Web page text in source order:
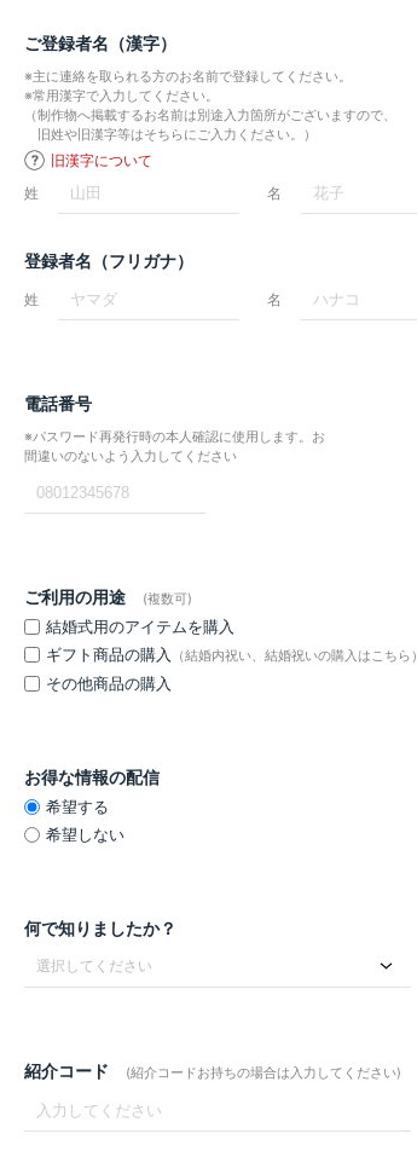
ご登録者名（漢字）
※主に連絡を取られる方のお名前で登録してください。
※常用漢字で入力してください。
（制作物へ掲載するお名前は別途入力箇所がございますので、
旧姓や旧漢字等はそちらにご入力ください。）
旧漢字について
姓
名
登録者名（フリガナ）
姓 名
電話番号
※パスワード再発行時の本人確認に使用します。お
間違いのないよう入力してください
ご利用の用途 (複数可)
結婚式用のアイテムを購入
ギフト商品の購入
（結婚内祝い、結婚祝いの購入はこちら）
その他商品の購入
お得な情報の配信
希望する
希望しない
何で知りましたか？
紹介コード (紹介コードお持ちの場合は入力してください)